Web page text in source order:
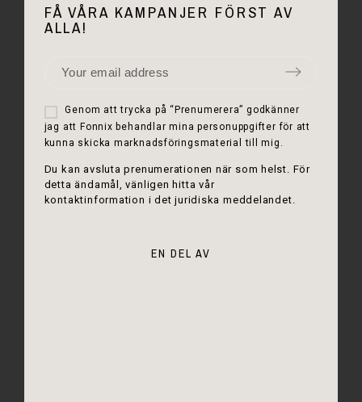
FÅ VÅRA KAMPANJER FÖRST AV
ALLA!
Genom att trycka på “Prenumerera” godkänner
jag att Fonnix behandlar mina personuppgifter för att
kunna skicka marknadsföringsmaterial till mig.
Du kan avsluta prenumerationen när som helst. För
detta ändamål, vänligen hitta vår
kontaktinformation i det juridiska meddelandet.
EN DEL AV